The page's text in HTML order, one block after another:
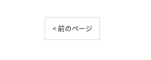
< 前のページ